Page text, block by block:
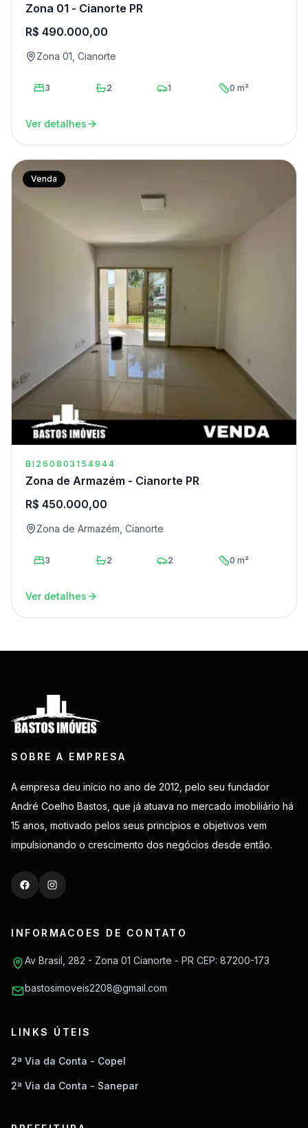
Zona 01 - Cianorte PR
R$ 490.000,00
Zona 01, Cianorte
3 2 1 0 m²
Ver detalhes
Venda
BI260803154944
Zona de Armazém - Cianorte PR
R$ 450.000,00
Zona de Armazém, Cianorte
3 2 2 0 m²
Ver detalhes
SOBRE A EMPRESA
A empresa deu início no ano de 2012, pelo seu fundador
André Coelho Bastos, que já atuava no mercado imobiliário há
15 anos, motivado pelos seus princípios e objetivos vem
impulsionando o crescimento dos negócios desde então.
INFORMACOES DE CONTATO
Av Brasil, 282 - Zona 01 Cianorte - PR CEP: 87200-173
bastosimoveis2208@gmail.com
LINKS ÚTEIS
2ª Via da Conta - Copel
2ª Via da Conta - Sanepar